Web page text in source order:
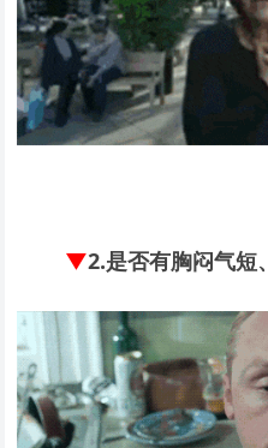
▼2.是否有胸闷气短